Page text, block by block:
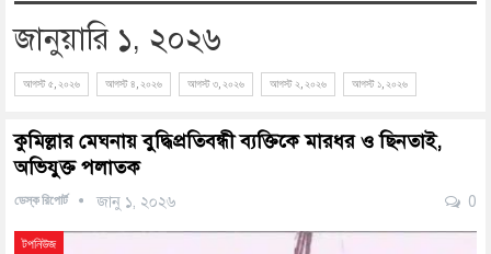
জানুয়ারি ১, ২০২৬
আগস্ট ৫, ২০২৬ আগস্ট ৪, ২০২৬ আগস্ট ৩, ২০২৬ আগস্ট ২, ২০২৬ আগস্ট ১, ২০২৬
কুমিল্লার মেঘনায় বুদ্ধিপ্রতিবন্ধী ব্যক্তিকে মারধর ও ছিনতাই,
অভিযুক্ত পলাতক
ডেস্ক রিপোর্ট জানু ১, ২০২৬ 0
টপনিউজ